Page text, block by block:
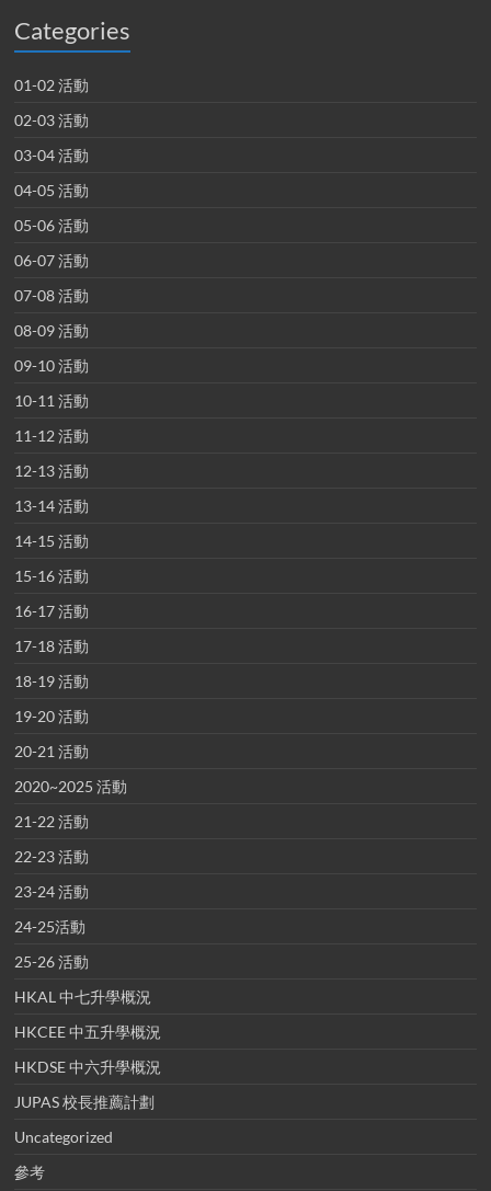
Categories
01-02 活動
02-03 活動
03-04 活動
04-05 活動
05-06 活動
06-07 活動
07-08 活動
08-09 活動
09-10 活動
10-11 活動
11-12 活動
12-13 活動
13-14 活動
14-15 活動
15-16 活動
16-17 活動
17-18 活動
18-19 活動
19-20 活動
20-21 活動
2020~2025 活動
21-22 活動
22-23 活動
23-24 活動
24-25活動
25-26 活動
HKAL 中七升學概況
HKCEE 中五升學概況
HKDSE 中六升學概況
JUPAS 校長推薦計劃
Uncategorized
參考